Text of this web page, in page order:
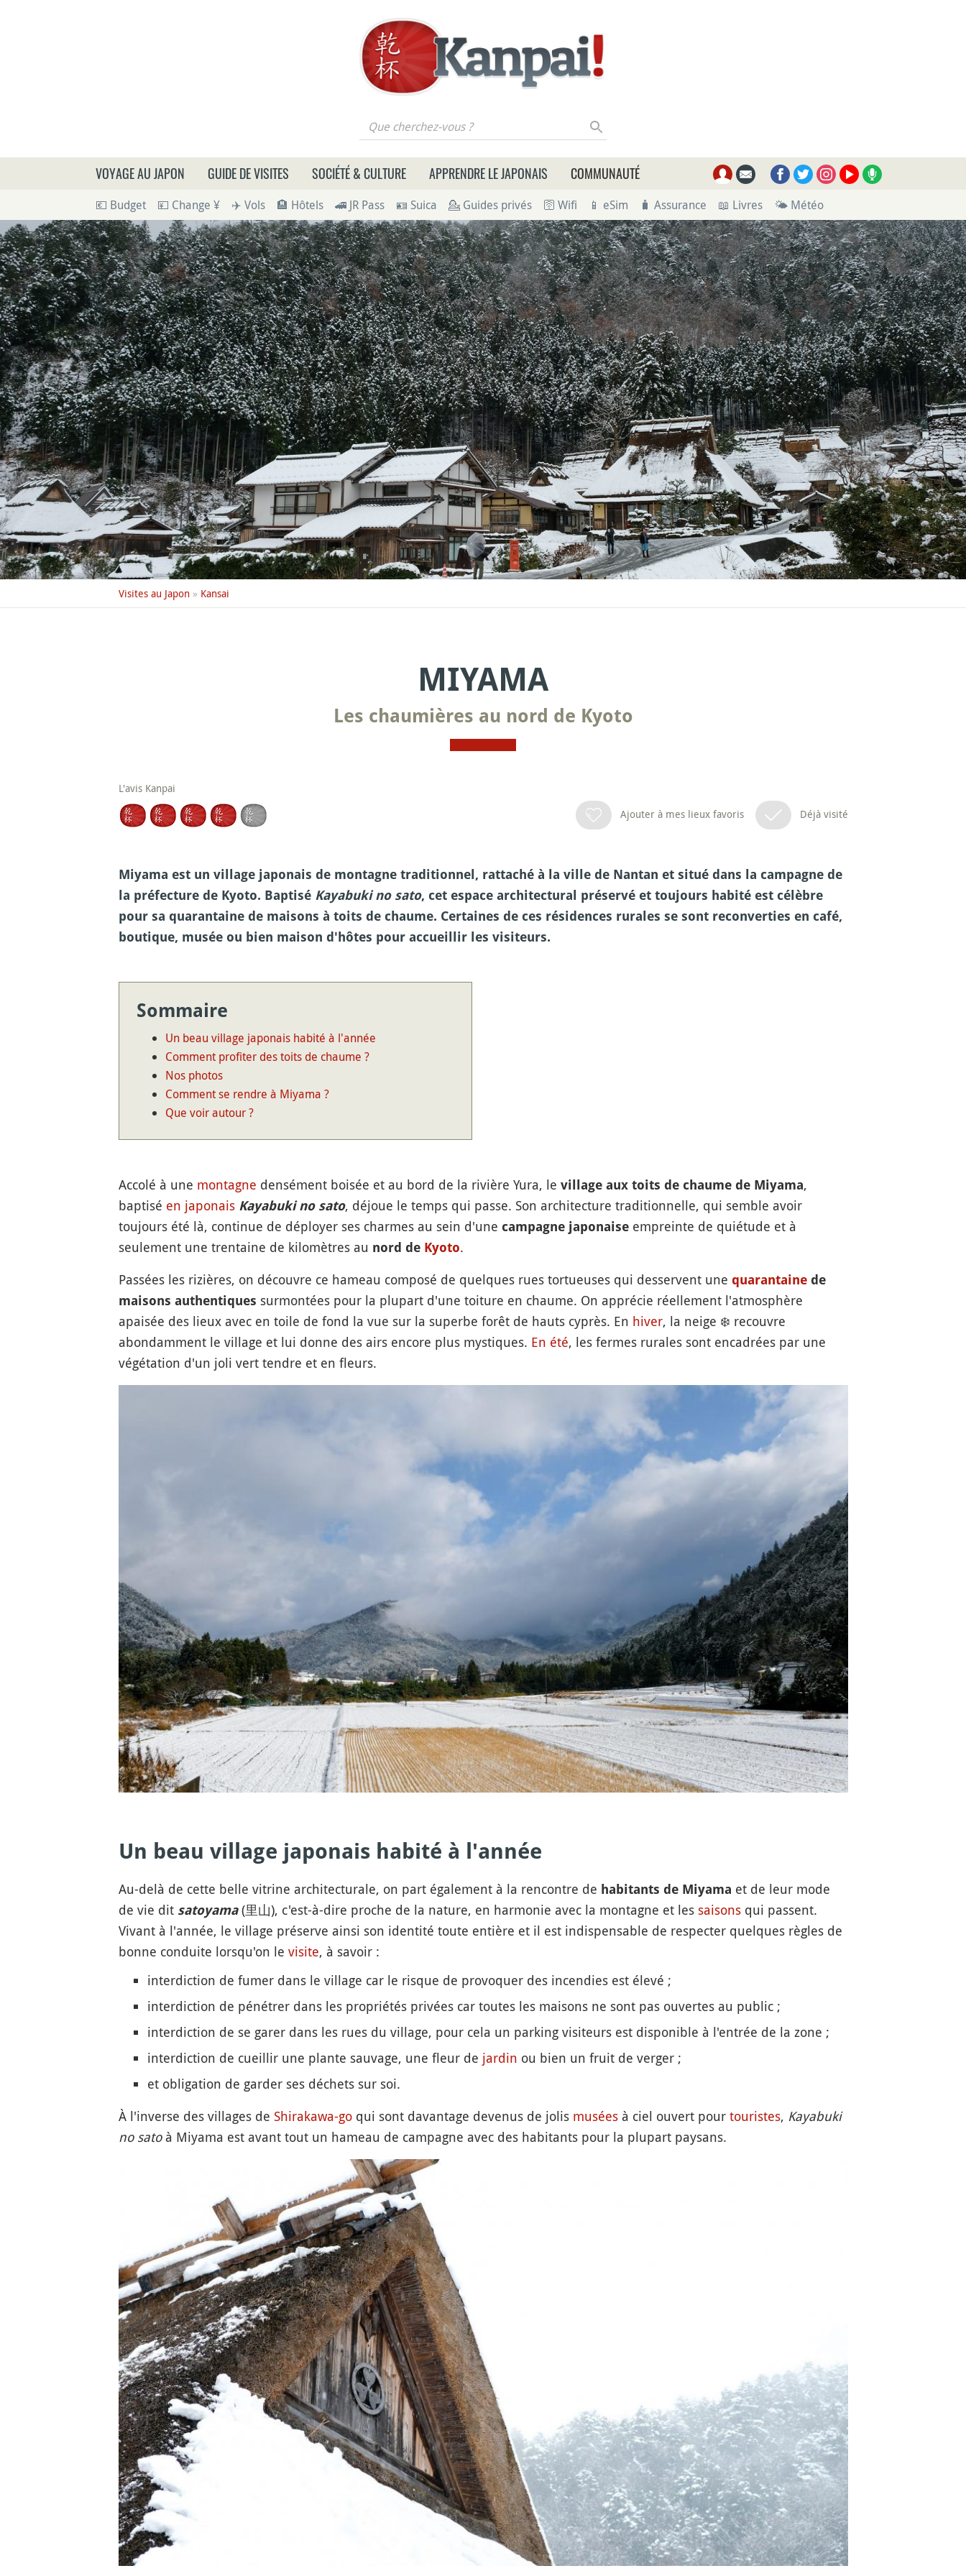
Que cherchez-vous ?
VOYAGE AU JAPON GUIDE DE VISITES SOCIÉTÉ & CULTURE APPRENDRE LE JAPONAIS COMMUNAUTÉ
💶 Budget 💴 Change ¥ ✈️ Vols 🏨 Hôtels 🚄 JR Pass 🪪 Suica 💁 Guides privés 🛜 Wifi 📱 eSim 🧳 Assurance 📖 Livres 🌤 Météo
Visites au Japon» Kansai
MIYAMA
Les chaumières au nord de Kyoto
L'avis Kanpai
Ajouter à mes lieux favoris
Déjà visité
Miyama est un village japonais de montagne traditionnel, rattaché à la ville de Nantan et situé dans la campagne de
la préfecture de Kyoto. Baptisé Kayabuki no sato, cet espace architectural préservé et toujours habité est célèbre
pour sa quarantaine de maisons à toits de chaume. Certaines de ces résidences rurales se sont reconverties en café,
boutique, musée ou bien maison d'hôtes pour accueillir les visiteurs.
Sommaire
Un beau village japonais habité à l'année
Comment profiter des toits de chaume ?
Nos photos
Comment se rendre à Miyama ?
Que voir autour ?
Accolé à une montagne densément boisée et au bord de la rivière Yura, le village aux toits de chaume de Miyama,
baptisé en japonais Kayabuki no sato, déjoue le temps qui passe. Son architecture traditionnelle, qui semble avoir
toujours été là, continue de déployer ses charmes au sein d'une campagne japonaiseempreinte de quiétude et à
seulement une trentaine de kilomètres au nord de Kyoto.
Passées les rizières, on découvre ce hameau composé de quelques rues tortueuses qui desservent une quarantainede
maisons authentiques surmontées pour la plupart d'une toiture en chaume. On apprécie réellement l'atmosphère
apaisée des lieux avec en toile de fond la vue sur la superbe forêt de hauts cyprès. En hiver, la neige ❄️ recouvre
abondamment le village et lui donne des airs encore plus mystiques. En été, les fermes rurales sont encadrées par une
végétation d'un joli vert tendre et en fleurs.
Un beau village japonais habité à l'année
Au-delà de cette belle vitrine architecturale, on part également à la rencontre de habitants de Miyama et de leur mode
de vie dit satoyama(里山), c'est-à-dire proche de la nature, en harmonie avec la montagne et les saisonsqui passent.
Vivant à l'année, le village préserve ainsi son identité toute entière et il est indispensable de respecter quelques règles de
bonne conduite lorsqu'on le visite, à savoir :
interdiction de fumer dans le village car le risque de provoquer des incendies est élevé ;
interdiction de pénétrer dans les propriétés privées car toutes les maisons ne sont pas ouvertes au public ;
interdiction de se garer dans les rues du village, pour cela un parking visiteurs est disponible à l'entrée de la zone ;
interdiction de cueillir une plante sauvage, une fleur de jardin ou bien un fruit de verger ;
et obligation de garder ses déchets sur soi.
À l'inverse des villages de Shirakawa-goqui sont davantage devenus de jolis muséesà ciel ouvert pour touristes, Kayabuki
no satoà Miyama est avant tout un hameau de campagne avec des habitants pour la plupart paysans.